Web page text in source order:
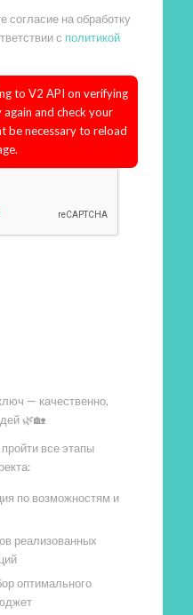
согласие на обработку
с политикой
to V2 API on verifying
again and check your
be necessary to reload
— качественно,
🌿🏡
все этапы
по возможностям и
реализованных
оптимального